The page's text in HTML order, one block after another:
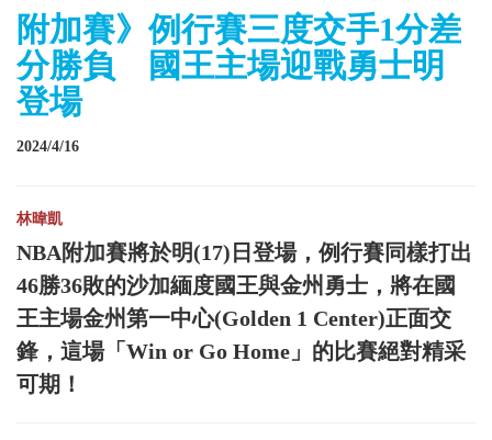
附加賽》例行賽三度交手1分差
分勝負 國王主場迎戰勇士明
登場
2024/4/16
林暐凱
NBA附加賽將於明(17)日登場，例行賽同樣打出
46勝36敗的沙加緬度國王與金州勇士，將在國
王主場金州第一中心(Golden 1 Center)正面交
鋒，這場「Win or Go Home」的比賽絕對精采
可期！